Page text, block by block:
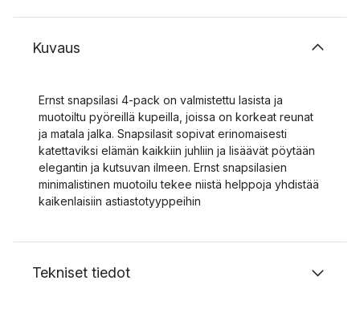
Kuvaus
Ernst snapsilasi 4-pack on valmistettu lasista ja
muotoiltu pyöreillä kupeilla, joissa on korkeat reunat
ja matala jalka. Snapsilasit sopivat erinomaisesti
katettaviksi elämän kaikkiin juhliin ja lisäävät pöytään
elegantin ja kutsuvan ilmeen. Ernst snapsilasien
minimalistinen muotoilu tekee niistä helppoja yhdistää
kaikenlaisiin astiastotyyppeihin
Tekniset tiedot